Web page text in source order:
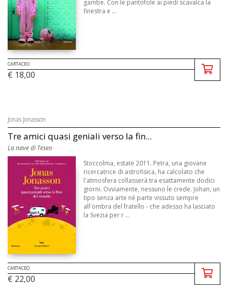
gambe. Con le pantofole ai piedi scavalca la
finestra e ...
CARTACEO
€ 18,00
Jonas Jonasson
Tre amici quasi geniali verso la fin...
La nave di Teseo
Stoccolma, estate 2011. Petra, una giovane
ricercatrice di astrofisica, ha calcolato che
l'atmosfera collasserà tra esattamente dodici
giorni. Ovviamente, nessuno le crede. Johan, un
tipo senza arte né parte vissuto sempre
all'ombra del fratello - che adesso ha lasciato
la Svezia per r ...
CARTACEO
€ 22,00